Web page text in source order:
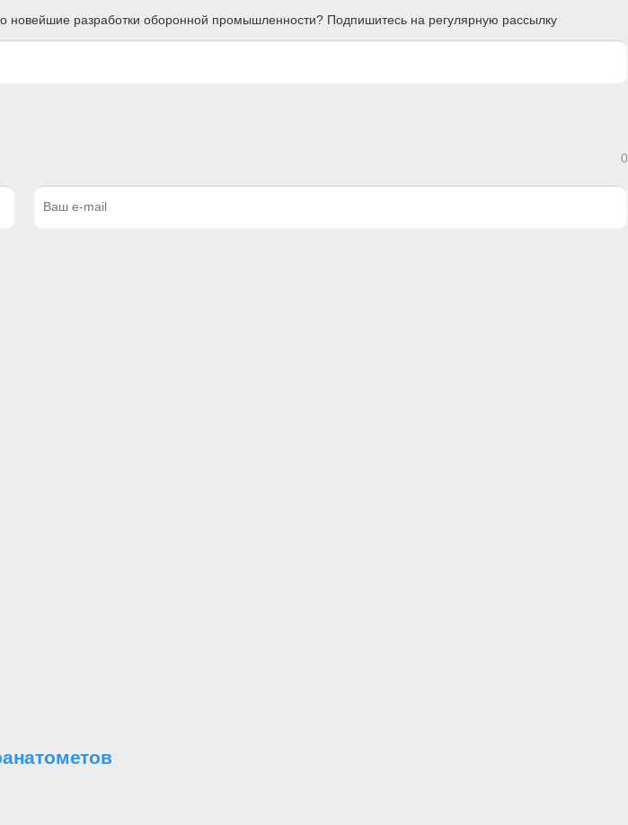
новейшие разработки оборонной промышленности? Подпишитесь на регулярную рассылку
0